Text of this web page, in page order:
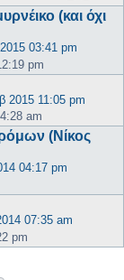
(και όχι
03:41 pm
pm
2015 11:05 pm
am
(Νίκος
04:17 pm
07:35 am
pm